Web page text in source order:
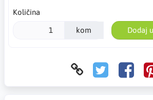
Količina
kom Dodaj